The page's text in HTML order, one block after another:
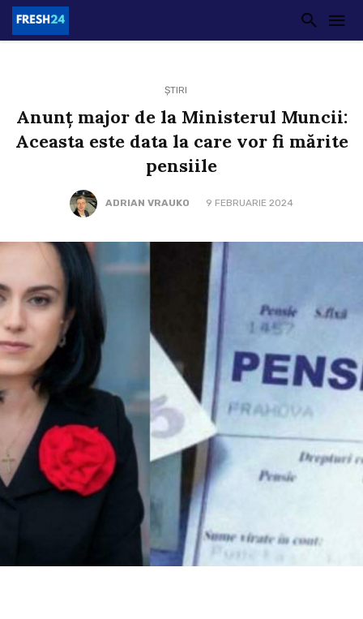
ȘTIRI
Anunț major de la Ministerul Muncii:
Aceasta este data la care vor fi mărite
pensiile
ADRIAN VRAUKO 9 FEBRUARIE 2024